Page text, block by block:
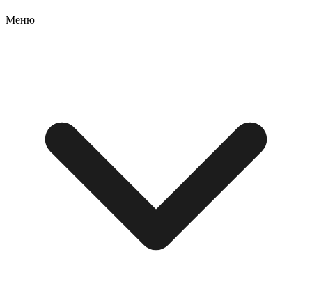
Меню